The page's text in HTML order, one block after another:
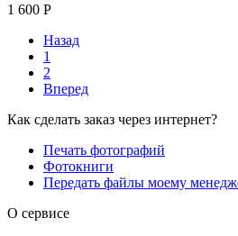
1 600 Р
Назад
1
2
Вперед
Как сделать заказ через интернет?
Печать фотографий
Фотокниги
Передать файлы моему
О сервисе